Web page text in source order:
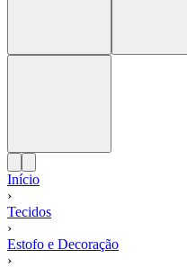
Início
›
Tecidos
›
Estofo e Decoração
›